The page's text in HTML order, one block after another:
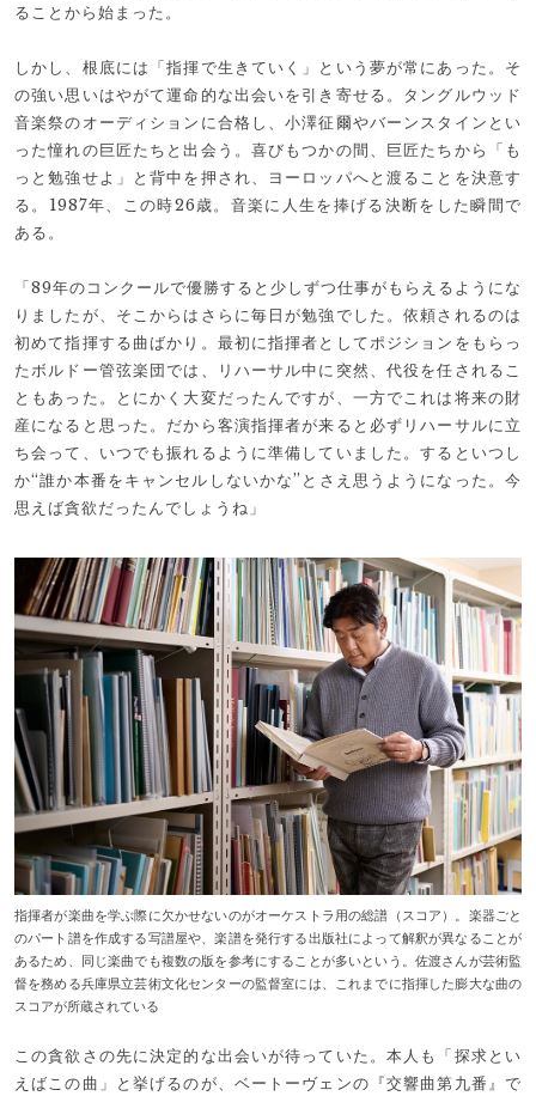
ることから始まった。
しかし、根底には「指揮で生きていく」という夢が常にあった。そ
の強い思いはやがて運命的な出会いを引き寄せる。タングルウッド
音楽祭のオーディションに合格し、小澤征爾やバーンスタインとい
った憧れの巨匠たちと出会う。喜びもつかの間、巨匠たちから「も
っと勉強せよ」と背中を押され、ヨーロッパへと渡ることを決意す
る。1987年、この時26歳。音楽に人生を捧げる決断をした瞬間で
ある。
「89年のコンクールで優勝すると少しずつ仕事がもらえるようにな
りましたが、そこからはさらに毎日が勉強でした。依頼されるのは
初めて指揮する曲ばかり。最初に指揮者としてポジションをもらっ
たボルドー管弦楽団では、リハーサル中に突然、代役を任されるこ
ともあった。とにかく大変だったんですが、一方でこれは将来の財
産になると思った。だから客演指揮者が来ると必ずリハーサルに立
ち会って、いつでも振れるように準備していました。するといつし
か“誰か本番をキャンセルしないかな”とさえ思うようになった。今
思えば貪欲だったんでしょうね」
指揮者が楽曲を学ぶ際に欠かせないのがオーケストラ用の総譜（スコア）。楽器ごと
のパート譜を作成する写譜屋や、楽譜を発行する出版社によって解釈が異なることが
あるため、同じ楽曲でも複数の版を参考にすることが多いという。佐渡さんが芸術監
督を務める兵庫県立芸術文化センターの監督室には、これまでに指揮した膨大な曲の
スコアが所蔵されている
この貪欲さの先に決定的な出会いが待っていた。本人も「探求とい
えばこの曲」と挙げるのが、ベートーヴェンの『交響曲第九番』で